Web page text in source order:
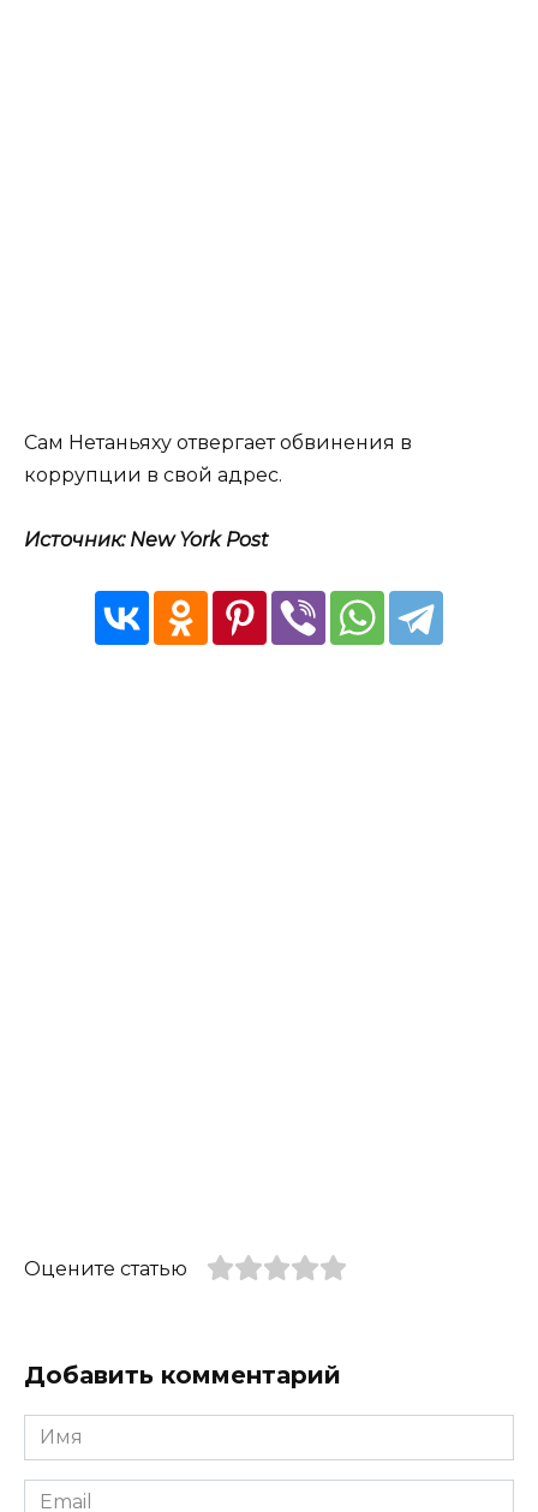
Сам Нетаньяху отвергает обвинения в
коррупции в свой адрес.
Источник: New York Post
Оцените статью
Добавить комментарий
Имя
*
Email